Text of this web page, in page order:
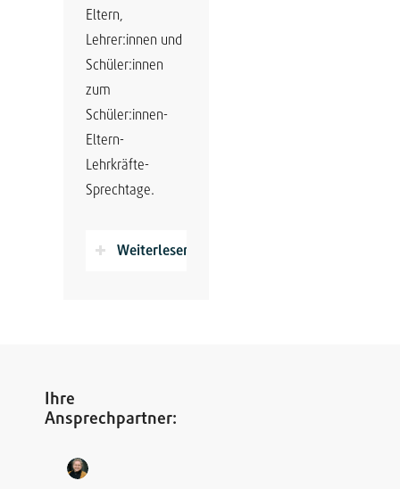
Eltern,
Lehrer:innen und
Schüler:innen
zum
Schüler:innen-
Eltern-
Lehrkräfte-
Sprechtage.
Weiterlesen
Ihre
Ansprechpartner: